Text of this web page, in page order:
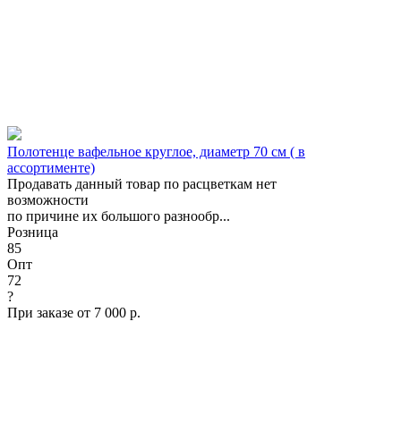
Полотенце вафельное круглое, диаметр 70 см ( в
ассортименте)
Продавать данный товар по расцветкам нет
возможности
по причине их большого разнообр...
Розница
85
Опт
72
?
При заказе от 7 000 р.